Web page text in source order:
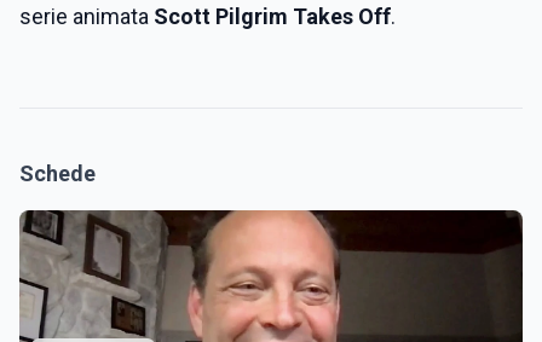
serie animata Scott Pilgrim Takes Off.
Schede